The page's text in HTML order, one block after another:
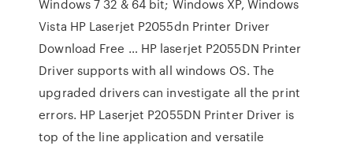
Windows 7 32 & 64 bit; Windows XP, Windows
Vista HP Laserjet P2055dn Printer Driver
Download Free … HP laserjet P2055DN Printer
Driver supports with all windows OS. The
upgraded drivers can investigate all the print
errors. HP Laserjet P2055DN Printer Driver is
top of the line application and versatile